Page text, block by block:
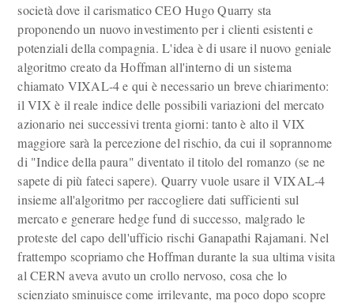
società dove il carismatico CEO Hugo Quarry sta
proponendo un nuovo investimento per i clienti esistenti e
potenziali della compagnia. L'idea è di usare il nuovo geniale
algoritmo creato da Hoffman all'interno di un sistema
chiamato VIXAL-4 e qui è necessario un breve chiarimento:
il VIX è il reale indice delle possibili variazioni del mercato
azionario nei successivi trenta giorni: tanto è alto il VIX
maggiore sarà la percezione del rischio, da cui il soprannome
di "Indice della paura" diventato il titolo del romanzo (se ne
sapete di più fateci sapere). Quarry vuole usare il VIXAL-4
insieme all'algoritmo per raccogliere dati sufficienti sul
mercato e generare hedge fund di successo, malgrado le
proteste del capo dell'ufficio rischi Ganapathi Rajamani. Nel
frattempo scopriamo che Hoffman durante la sua ultima visita
al CERN aveva avuto un crollo nervoso, cosa che lo
scienziato sminuisce come irrilevante, ma poco dopo scopre